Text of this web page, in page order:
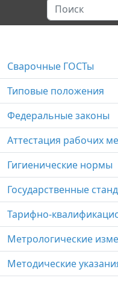
Сварочные ГОСТы
Типовые положения
Федеральные законы
Аттестация рабочих
Гигиенические нормы
Государственные
Тарифно-
Метрологические
Методические